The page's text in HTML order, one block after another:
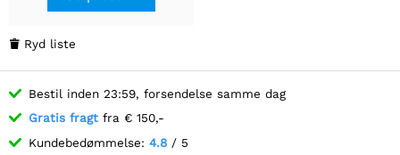
 Ryd liste
Bestil inden 23:59, forsendelse samme dag
Gratis fragt fra € 150,-
Kundebedømmelse: 4.8 / 5